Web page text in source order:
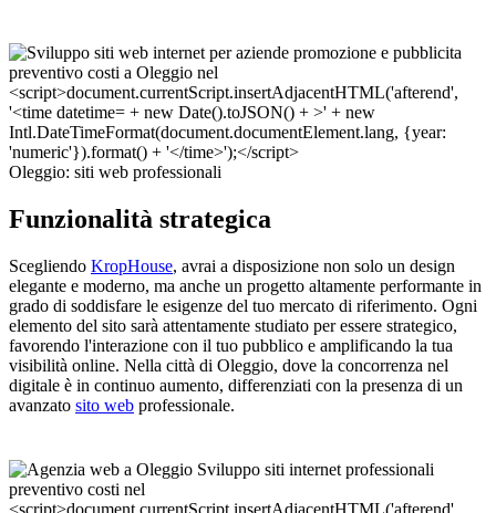
Oleggio: siti web professionali
Funzionalità strategica
Scegliendo KropHouse, avrai a disposizione non solo un design
elegante e moderno, ma anche un progetto altamente performante in
grado di soddisfare le esigenze del tuo mercato di riferimento. Ogni
elemento del sito sarà attentamente studiato per essere strategico,
favorendo l'interazione con il tuo pubblico e amplificando la tua
visibilità online. Nella città di Oleggio, dove la concorrenza nel
digitale è in continuo aumento, differenziati con la presenza di un
avanzato sito web professionale.